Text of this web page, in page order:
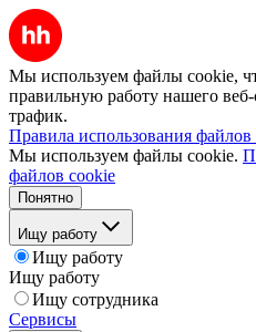
Мы используем файлы cookie,
правильную работу нашего веб-
трафик.
Правила использования файлов
Мы используем файлы cookie.
файлов cookie
Понятно
Ищу работу
Ищу работу
Ищу работу
Ищу сотрудника
Сервисы